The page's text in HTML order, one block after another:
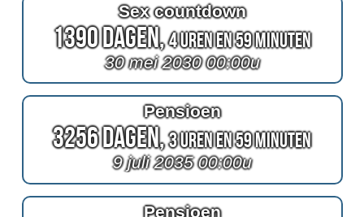
Sex countdown
1390 Dagen,4 Uren en 59 Minuten
30 mei 2030 00:00u
Pensioen
3256 Dagen,3 Uren en 59 Minuten
9 juli 2035 00:00u
Pensioen